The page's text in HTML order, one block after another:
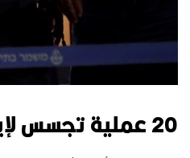
20 عملية تجسس لإيران